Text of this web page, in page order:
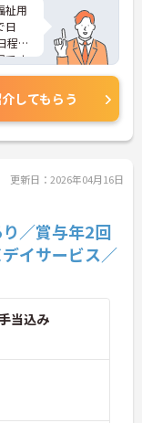
祉用
日
程度
です
すい
ン
い！
してもらう
更新日：2026年04月16日
り／賞与年2回
イサービス／
当込み